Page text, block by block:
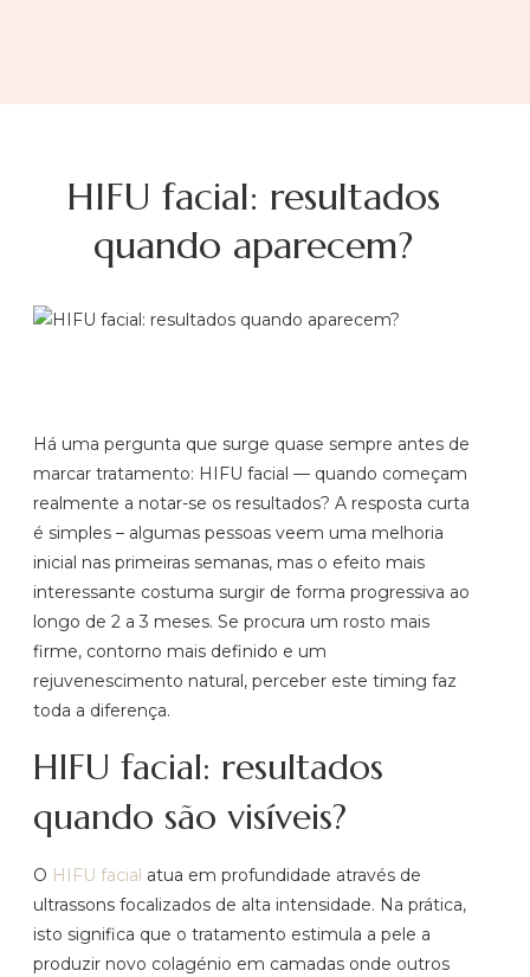
HIFU facial: resultados
quando aparecem?
Há uma pergunta que surge quase sempre antes de
marcar tratamento: HIFU facial — quando começam
realmente a notar-se os resultados? A resposta curta
é simples – algumas pessoas veem uma melhoria
inicial nas primeiras semanas, mas o efeito mais
interessante costuma surgir de forma progressiva ao
longo de 2 a 3 meses. Se procura um rosto mais
firme, contorno mais definido e um
rejuvenescimento natural, perceber este timing faz
toda a diferença.
HIFU facial: resultados
quando são visíveis?
O HIFU facial atua em profundidade através de
ultrassons focalizados de alta intensidade. Na prática,
isto significa que o tratamento estimula a pele a
produzir novo colagénio em camadas onde outros